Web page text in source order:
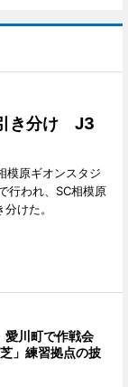
き分け J3
模原ギオンスタジ
行われ、SC相模原
けた。
愛川町で作戦会
」練習拠点の披